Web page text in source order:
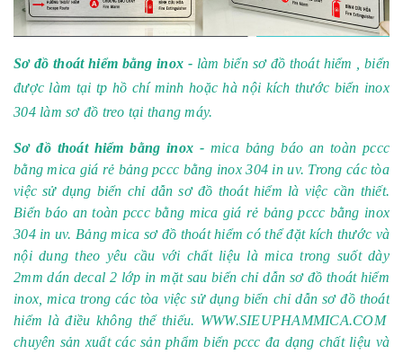
Sơ đồ thoát hiểm bằng inox - làm biển sơ đồ thoát hiểm , biển
được làm tại tp hồ chí minh hoặc hà nội kích thước biển inox
304 làm sơ đồ treo tại thang máy.
Sơ đồ thoát hiểm bằng inox - mica bảng báo an toàn pccc
bằng mica giá rẻ bảng pccc bằng inox 304 in uv. Trong các tòa
việc sử dụng biển chỉ dẫn sơ đồ thoát hiểm là việc cần thiết.
Biển báo an toàn pccc bằng mica giá rẻ bảng pccc bằng inox
304 in uv. Bảng mica sơ đồ thoát hiểm có thể đặt kích thước và
nội dung theo yêu cầu với chất liệu là mica trong suốt dày
2mm dán decal 2 lớp in mặt sau biển chỉ dẫn sơ đồ thoát hiểm
inox, mica trong các tòa việc sử dụng biển chỉ dẫn sơ đồ thoát
hiểm là điều không thể thiếu. WWW.SIEUPHAMMICA.COM
chuyên sản xuất các sản phẩm biển pccc đa dạng chất liệu và